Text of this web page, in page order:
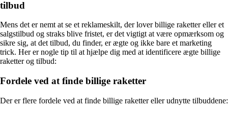
tilbud
Mens det er nemt at se et reklameskilt, der lover billige raketter eller et
salgstilbud og straks blive fristet, er det vigtigt at være opmærksom og
sikre sig, at det tilbud, du finder, er ægte og ikke bare et marketing
trick. Her er nogle tip til at hjælpe dig med at identificere ægte billige
raketter og tilbud:
Fordele ved at finde billige raketter
Der er flere fordele ved at finde billige raketter eller udnytte tilbuddene: